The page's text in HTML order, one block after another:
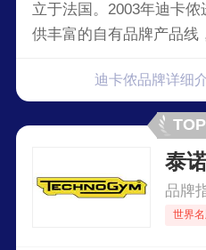
立于法国。2003年迪卡
供丰富的自有品牌产品线
动所需。从初学者到专业
提供运动服饰、装备以及
全产业链掌控的模式让其
迪卡侬品牌详细
泰
品牌
世界